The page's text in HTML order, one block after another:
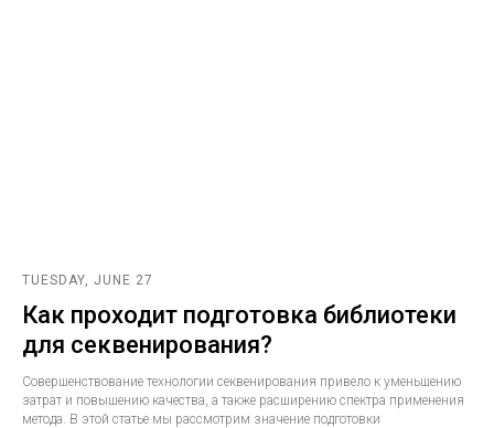
TUESDAY, JUNE 27
Как проходит подготовка библиотеки
для секвенирования?
Совершенствование технологии секвенирования привело к уменьшению
затрат и повышению качества, а также расширению спектра применения
метода. В этой статье мы рассмотрим значение подготовки